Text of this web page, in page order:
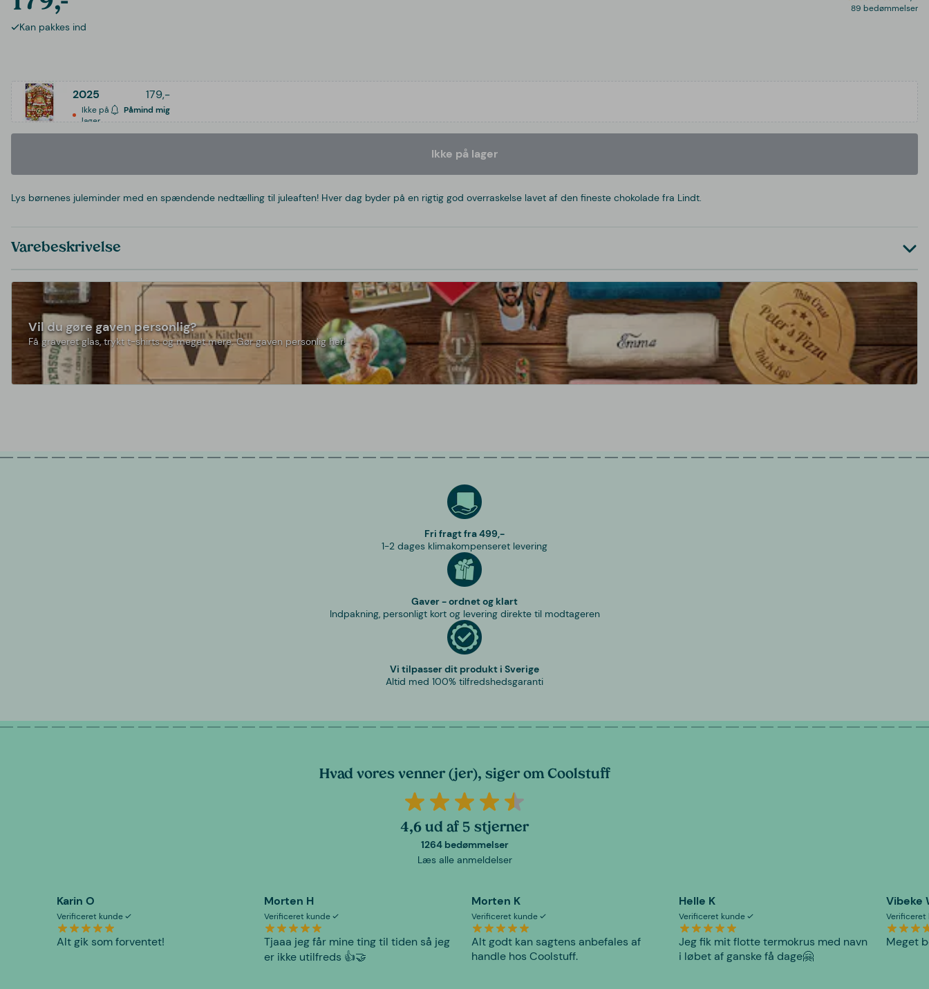
89 bedømmelser
Kan pakkes ind
2025 179,-
Ikke på
lager
Påmind mig
Ikke på lager
Lys børnenes juleminder med en spændende nedtælling til juleaften! Hver dag byder på en rigtig god overraskelse lavet af den fineste chokolade fra Lindt.
Varebeskrivelse
Vil du gøre gaven personlig?
Få graveret glas, trykt t-shirts og meget mere. Gør gaven personlig her!
Fri fragt fra 499,-
1-2 dages klimakompenseret levering
Gaver - ordnet og klart
Indpakning, personligt kort og levering direkte til modtageren
Vi tilpasser dit produkt i Sverige
Altid med 100% tilfredshedsgaranti
Hvad vores venner (jer), siger om Coolstuff
4,6 ud af 5 stjerner
1264 bedømmelser
Læs alle anmeldelser
Karin O
Verificeret kunde
Alt gik som forventet!
Morten H
Verificeret kunde
Tjaaa jeg får mine ting til tiden så jeg
er ikke utilfreds 👍🤝
Morten K
Verificeret kunde
Alt godt kan sagtens anbefales af
handle hos Coolstuff.
Helle K
Verificeret kunde
Jeg fik mit flotte termokrus med navn
i løbet af ganske få dage🤗
Vibeke
Meget